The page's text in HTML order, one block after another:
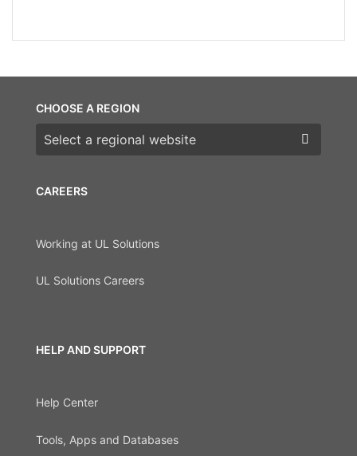
CAREERS
Working at UL Solutions
UL Solutions Careers
HELP AND SUPPORT
Help Center
Tools, Apps and Databases
CHOOSE A REGION
Choose a region